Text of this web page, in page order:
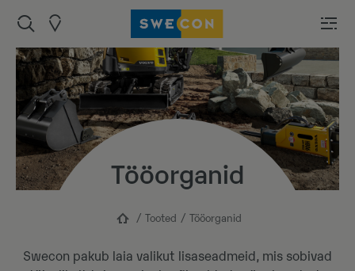
Tööorganid
Tooted Tööorganid
Swecon pakub laia valikut lisaseadmeid, mis sobivad